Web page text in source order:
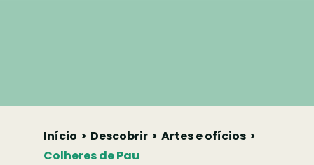
Início Descobrir
Artes e ofícios
Colheres de Pau